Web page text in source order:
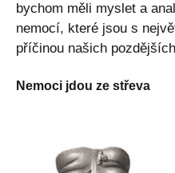
bychom měli myslet a
nemocí, které jsou s
příčinou našich
Nemoci jdou ze střeva